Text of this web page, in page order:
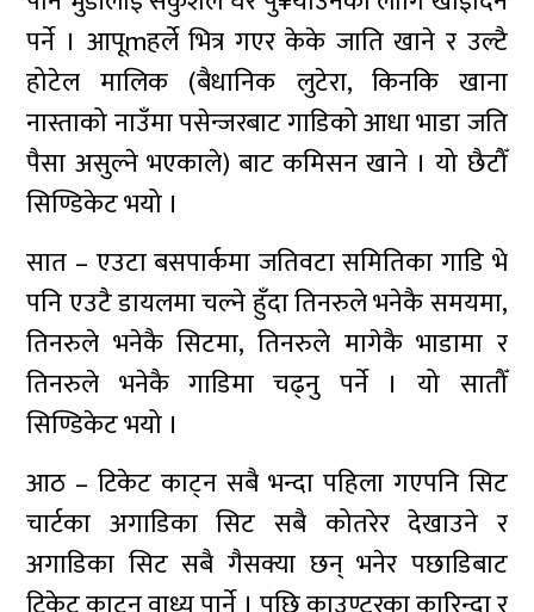
पर्ने । आपूmहर्ले भित्र गएर केके जाति खाने र उल्टै
होटेल मालिक (बैधानिक लुटेरा, किनकि खाना
नास्ताको नाउँमा पसेन्जरबाट गाडिको आधा भाडा जति
पैसा असुल्ने भएकाले) बाट कमिसन खाने । यो छैटौँ
सिण्डिकेट भयो ।
सात – एउटा बसपार्कमा जतिवटा समितिका गाडि भे
पनि एउटै डायलमा चल्ने हुँदा तिनरुले भनेकै समयमा,
तिनरुले भनेकै सिटमा, तिनरुले मागेकै भाडामा र
तिनरुले भनेकै गाडिमा चढ्नु पर्ने । यो सातौँ
सिण्डिकेट भयो ।
आठ – टिकेट काट्न सबै भन्दा पहिला गएपनि सिट
चार्टका अगाडिका सिट सबै कोतरेर देखाउने र
अगाडिका सिट सबै गैसक्या छन् भनेर पछाडिबाट